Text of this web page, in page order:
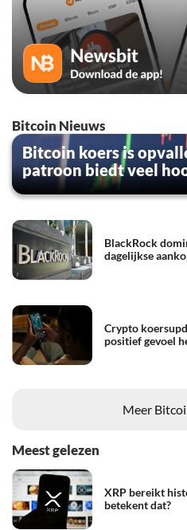
Bitcoin Nieuws
Bitcoin koers is
patroon biedt veel
BlackRock
dagelijkse
Crypto
positief gevoel
Meer
Meest gelezen
XRP bereikt
betekent dat?